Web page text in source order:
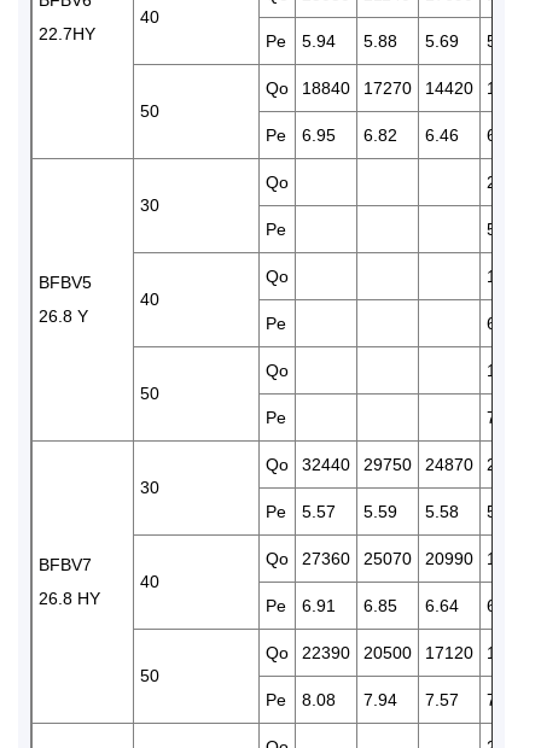
22.7HY
40
Pe 5.94 5.88 5.69 5.43
50
Qo 18840 17270 14420 11920
Pe 6.95 6.82 6.46 6.03
BFBV5
26.8 Y
30
Qo 21000
Pe 5.59
40
Qo 17560
Pe 6.43
50
Qo 14260
Pe 7.17
BFBV7
26.8 HY
30
Qo 32440 29750 24870 20700
Pe 5.57 5.59 5.58 5.47
40
Qo 27360 25070 20990 17400
Pe 6.91 6.85 6.64 6.35
50
Qo 22390 20500 17120 14160
Pe 8.08 7.94 7.57 7.11